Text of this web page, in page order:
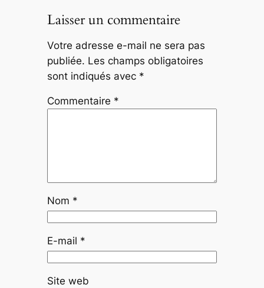
Laisser un commentaire
Votre adresse e-mail ne sera pas
publiée. Les champs obligatoires
sont indiqués avec *
Commentaire *
Nom *
E-mail *
Site web